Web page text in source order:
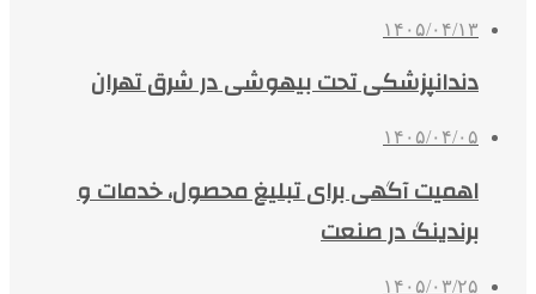
۱۴۰۵/۰۴/۱۳
دندانپزشکی تحت بیهوشی در شرق تهران
۱۴۰۵/۰۴/۰۵
اهمیت آگهی برای تبلیغ محصول، خدمات و
برندینگ در صنعت
۱۴۰۵/۰۳/۲۵